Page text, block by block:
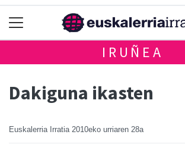
IRUÑEA
Dakiguna ikasten
Euskalerria Irratia 2010eko urriaren 28a